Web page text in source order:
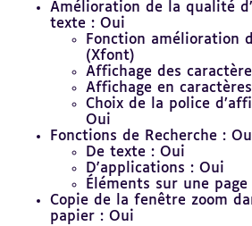
Amélioration de la qualité
texte : Oui
Fonction amélioration
(Xfont)
Affichage des
Affichage en
Choix de la police
Oui
Fonctions de Recherche :
De texte : Oui
D'applications : Oui
Éléments sur une
Copie de la fenêtre zoom
papier : Oui